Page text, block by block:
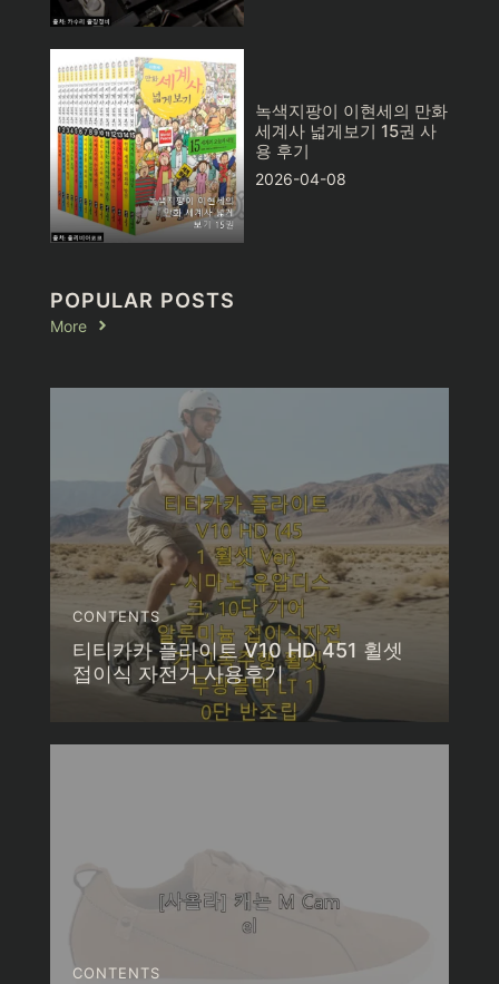
녹색지팡이 이현세의 만화
세계사 넓게보기 15권 사
용 후기
2026-04-08
POPULAR POSTS
More
CONTENTS
티티카카 플라이트 V10 HD 451 휠셋
접이식 자전거 사용후기
CONTENTS